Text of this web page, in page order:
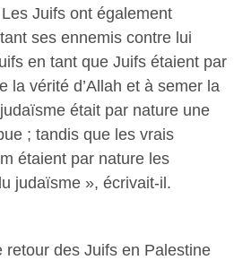
Juifs ont également
ses ennemis contre lui
en tant que Juifs étaient par
la vérité d’Allah et à semer la
était par nature une
; tandis que les vrais
étaient par nature les
judaïsme », écrivait-il.
des Juifs en Palestine